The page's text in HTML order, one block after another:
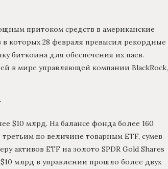
притоком средств в американские
которых 28 февраля превысил рекордные
биткоина для обеспечения их паев.
в мире управляющей компании BlackRock,
$10 млрд. На балансе фонда более 160
по величине товарным ETF, сумев
активов ETF на золото SPDR Gold Shares
млрд в управлении прошло более двух